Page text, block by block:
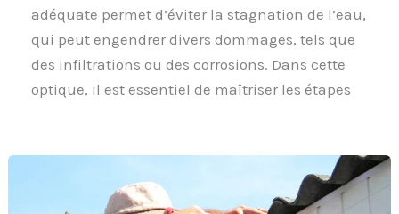
adéquate permet d’éviter la stagnation de l’eau,
qui peut engendrer divers dommages, tels que
des infiltrations ou des corrosions. Dans cette
optique, il est essentiel de maîtriser les étapes